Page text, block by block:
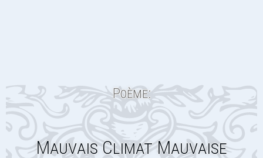
Poème:
Mauvais Climat Mauvaise